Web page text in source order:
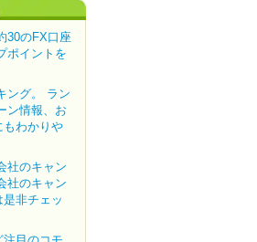
30のFX口座
ポイントを
ング。 ラン
ン情報、お
もわかりや
社のキャン
社のキャン
非チェッ